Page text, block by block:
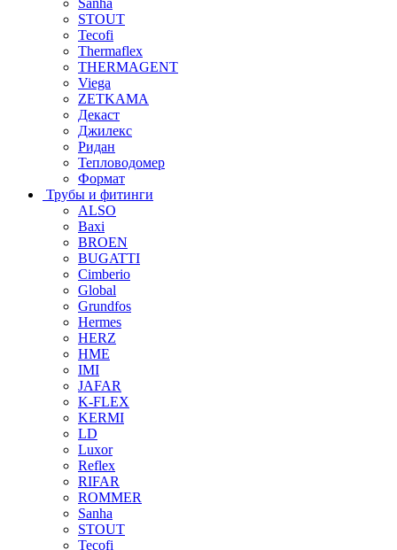
STOUT
Tecofi
Thermaflex
THERMAGENT
Viega
ZETKAMA
Декаст
Джилекс
Ридан
Тепловодомер
Формат
Трубы и фитинги
ALSO
Baxi
BROEN
BUGATTI
Cimberio
Global
Grundfos
Hermes
HERZ
HME
IMI
JAFAR
K-FLEX
KERMI
LD
Luxor
Reflex
RIFAR
ROMMER
Sanha
STOUT
Tecofi